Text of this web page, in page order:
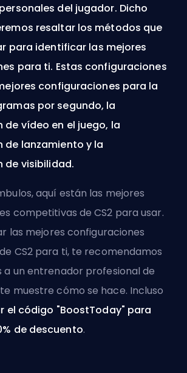
del jugador. Dicho
resaltar los métodos que
para identificar las mejores
para ti. Estas configuraciones
configuraciones para la
por segundo, la
vídeo en el juego, la
de lanzamiento y la
de visibilidad.
aquí están las mejores
competitivas de CS2 para usar.
las mejores configuraciones
CS2 para ti, te recomendamos
un entrenador profesional de
muestre cómo se hace. Incluso
el código "BoostToday" para
de descuento.